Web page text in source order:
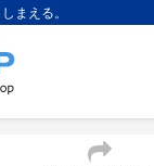
まえる。